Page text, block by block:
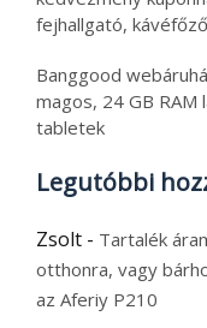
fejhallgató, kávéfőző
Banggood
magos, 24 GB
tabletek
Legutóbbi
Zsolt - Tartalék
otthonra, vagy
az Aferiy P210